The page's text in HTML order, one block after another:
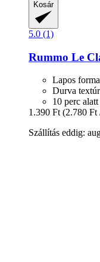
Kosár
5.0 (1)
Rummo Le
Lapos
Durva
10 perc
1.390 Ft (2.780 Ft
Szállítás eddig: